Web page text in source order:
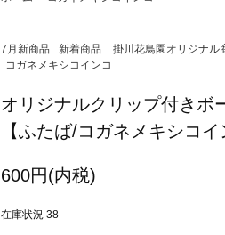
7月新商品 新着商品 掛川花鳥園オリジナル
コガネメキシコインコ
オリジナルクリップ付きボ
【ふたば/コガネメキシコイ
600円(内税)
在庫状況 38